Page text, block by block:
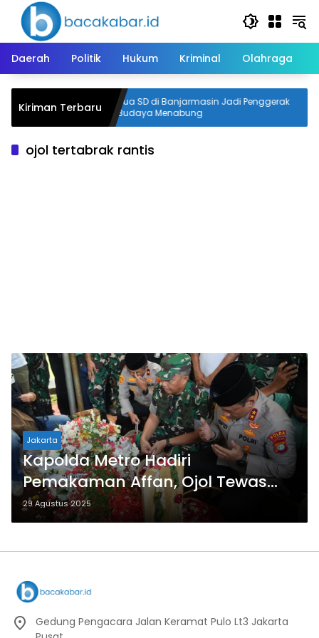
Langsung
konten
Daerah
Politik Hukum Kriminal Olahraga
Kiriman Terbaru
Dua SD di Banjarmasin Jadi Penggerak
Budaya Menabung
ojol tertabrak rantis
Jakarta
Kapolda Metro Hadiri
Pemakaman Affan, Ojol Tewas
Tertabrak Rantis Brimob
29 Agustus 2025
Gedung Pengacara Jalan Keramat Pulo Lt3 Jakarta